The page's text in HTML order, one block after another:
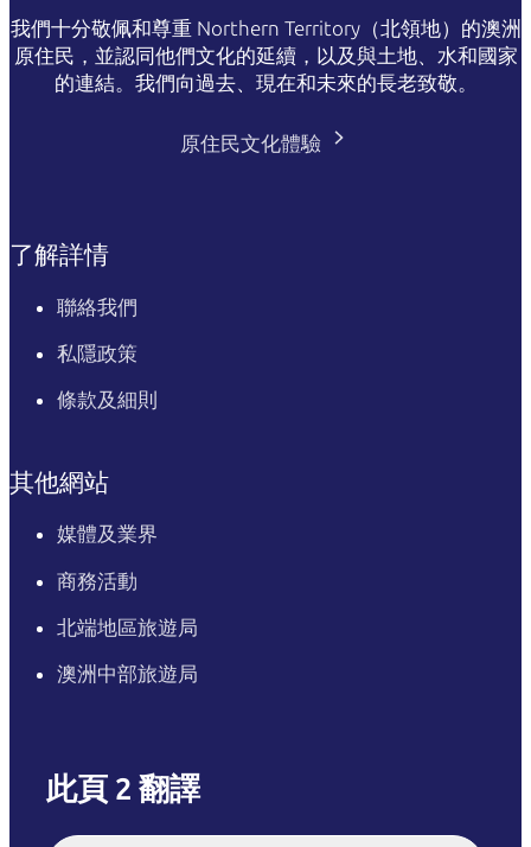
我們十分敬佩和尊重 Northern Territory（北領地）的澳洲
原住民，並認同他們文化的延續，以及與土地、水和國家
的連結。我們向過去、現在和未來的長老致敬。
原住民文化體驗
了解詳情
聯絡我們
私隱政策
條款及細則
其他網站
媒體及業界
商務活動
北端地區旅遊局
澳洲中部旅遊局
此頁 2 翻譯